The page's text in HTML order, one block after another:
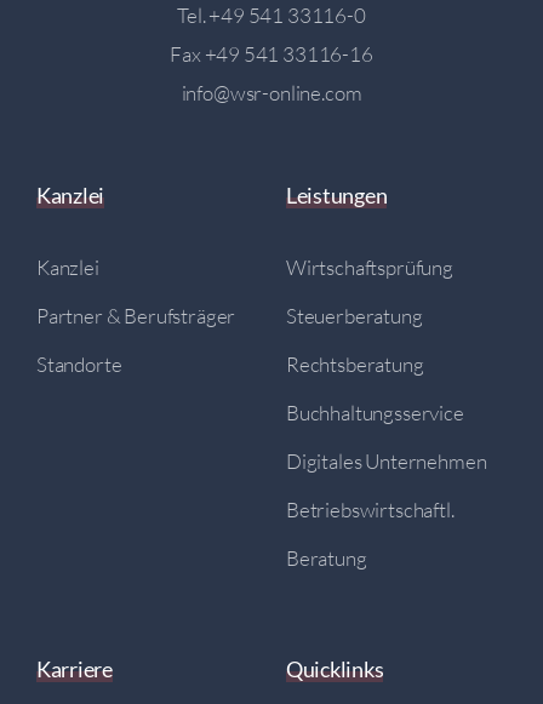
Tel.+49 541 33116-0
Fax +49 541 33116-16
info@wsr-online.com
Kanzlei
Kanzlei
Partner & Berufsträger
Standorte
Leistungen
Wirtschaftsprüfung
Steuerberatung
Rechtsberatung
Buchhaltungsservice
Digitales Unternehmen
Betriebswirtschaftl.
Beratung
Karriere Quicklinks